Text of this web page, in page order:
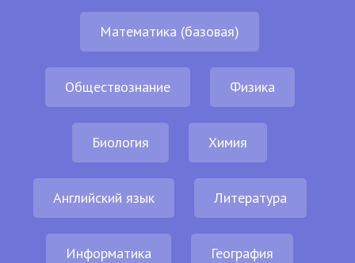
Математика (базовая)
Обществознание Физика
Биология Химия
Английский язык Литература
Информатика География